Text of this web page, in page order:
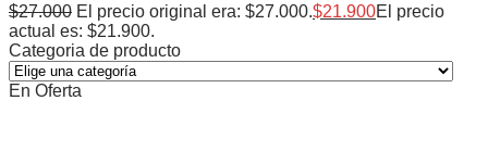
$27.000 El precio original era: $27.000.$21.900El precio
actual es: $21.900.
Categoria de producto
En Oferta